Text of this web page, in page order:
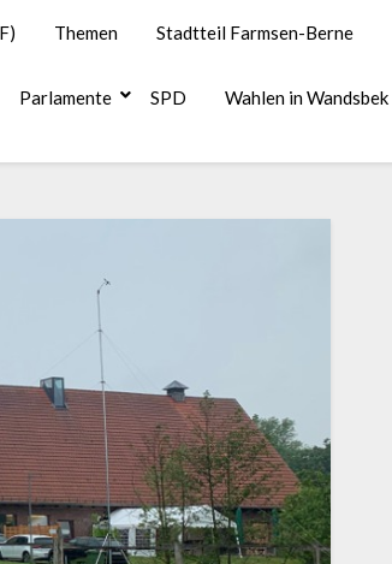
Themen Stadtteil Farmsen-Berne
Parlamente SPD Wahlen in Wandsbek